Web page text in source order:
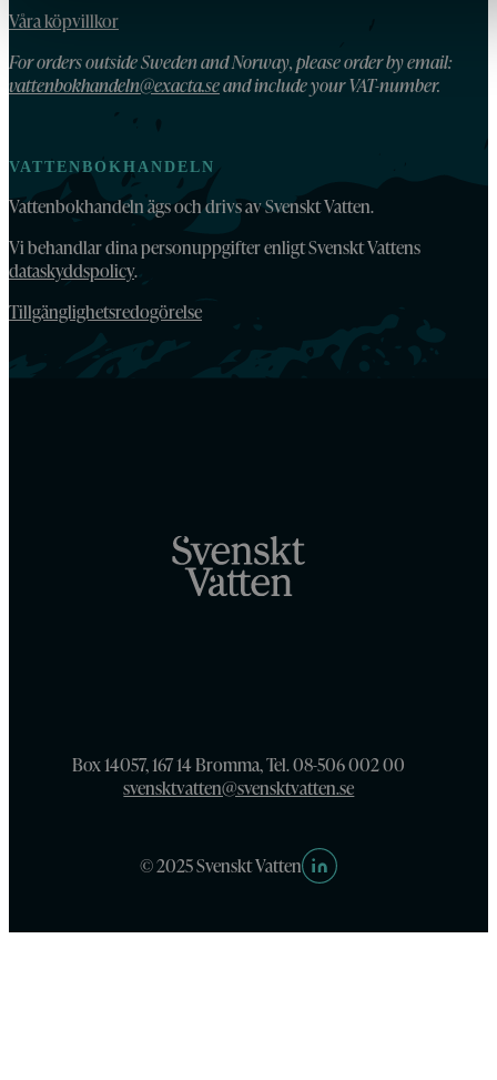
Våra köpvillkor
For orders outside Sweden and Norway, please order by email:
vattenbokhandeln@exacta.seand include your VAT-number.
VATTENBOKHANDELN
Vattenbokhandeln ägs och drivs av Svenskt Vatten.
Vi behandlar dina personuppgifter enligt Svenskt Vattens
dataskyddspolicy.
Tillgänglighetsredogörelse
Box 14057, 167 14 Bromma, Tel. 08-506 002 00
svensktvatten@svensktvatten.se
© 2025 Svenskt Vatten